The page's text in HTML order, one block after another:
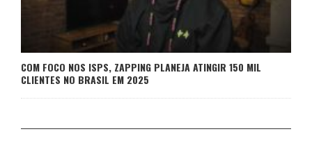
COM FOCO NOS ISPS, ZAPPING PLANEJA ATINGIR 150 MIL
CLIENTES NO BRASIL EM 2025